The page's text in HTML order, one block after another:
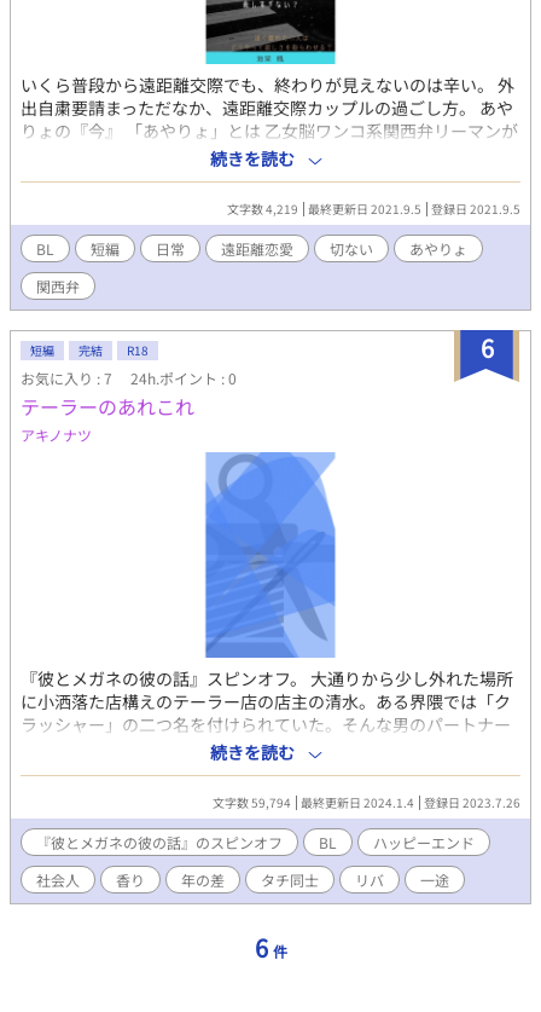
いくら普段から遠距離交際でも、終わりが見えないのは辛い。 外
出自粛要請まっただなか、遠距離交際カップルの過ごし方。 あや
りょの『今』 「あやりょ」とは 乙女脳ワンコ系関西弁リーマンが
失恋の果てに傷心旅行先で出会ったのは、仕事だけ完璧な天然ク
ーデレホテルマン。 互いに全く好みじゃない、恋に落ちるはずの
ない二人がなぜか惹かれ合ってしまい前途多難！ いい年した性格
真逆なバリタチ同士の、どうにもかみ合わないハードモードで下
手くそな恋模様。 椚田涼司（クヌギダリョウジ） 175センチ65キ
ロ30歳 9月20日生まれ乙女座Ａ型 ごくごく普通のサラリーマン。
イケメン、スタイル良し、人当たり良し。 当然モテるがゲイでバ
リタチ。 佐倉文明（サクラアヤメ） 175センチ62キロ38歳 2月18
日生まれ水瓶座AB型 年齢未判明（涼司よりは上） 爬虫類顔にメ
ガネのリゾートホテル副支配人。 仕事は完璧だが私生活は適当、
無気力無反応。 出不精・筆不精・恋愛不精。 美少年食いのゲイ。
バリタチ。
続きを読む
文字数 4,219 最終更新日 2021.9.5 登録日 2021.9.5
BL 短編 日常 遠距離恋愛 切ない
あやりょ
関西弁
6
短編 完結 R18
お気に入り : 7 24h.ポイント : 0
テーラーのあれこれ
アキノナツ
『彼とメガネの彼の話』スピンオフ。 大通りから少し外れた場所
に小洒落た店構えのテーラー店の店主の清水。ある界隈では「ク
ラッシャー」の二つ名を付けられていた。そんな男のパートナー
が出来るまでのお話。 (全10話＋その後) その後：「小部屋の鍵」
「小瓶の行方」「満たされる」「新たな始まり…」 R18はタイト
ルの後ろに ※ つけます。 『彼とメガネの彼の話』の『寄添う二
人』の「第４話」
https://www.alphapolis.co.jp/novel/825350246/712855870/
と 番外編『テーラーの手』
https://www.alphapolis.co.jp/novel/825350246/712855870/
に清水さんが出てます。
続きを読む
文字数 59,794 最終更新日 2024.1.4 登録日 2023.7.26
『彼とメガネの彼の話』のスピンオフ BL
ハッピーエンド
社会人
香り 年の差 タチ同士 リバ 一途
6 件